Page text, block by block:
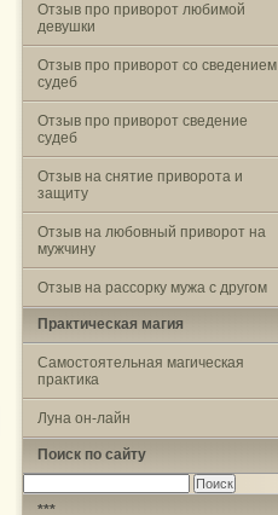
Отзыв про приворот любимой
девушки
Отзыв про приворот со сведением
судеб
Отзыв про приворот сведение
судеб
Отзыв на снятие приворота и
защиту
Отзыв на любовный приворот на
мужчину
Отзыв на рассорку мужа с другом
Практическая магия
Самостоятельная магическая
практика
Луна он-лайн
Поиск по сайту
Найти:
***